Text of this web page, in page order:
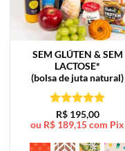
SEM GLÚTEN & SEM
LACTOSE*
(bolsa de juta natural)
Avaliação5
de 5
R$195,00
ou R$ 189,15com Pix